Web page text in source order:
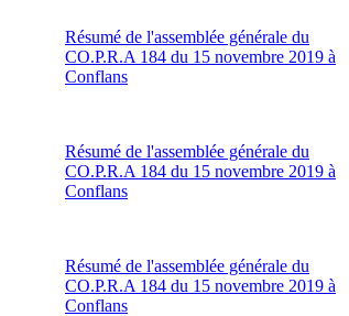
Résumé de l'assemblée générale du
CO.P.R.A 184 du 15 novembre 2019 à
Conflans
Résumé de l'assemblée générale du
CO.P.R.A 184 du 15 novembre 2019 à
Conflans
Résumé de l'assemblée générale du
CO.P.R.A 184 du 15 novembre 2019 à
Conflans